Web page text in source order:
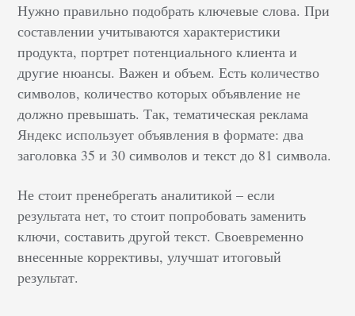
Нужно правильно подобрать ключевые слова. При
составлении учитываются характеристики
продукта, портрет потенциального клиента и
другие нюансы. Важен и объем. Есть количество
символов, количество которых объявление не
должно превышать. Так, тематическая реклама
Яндекс использует объявления в формате: два
заголовка 35 и 30 символов и текст до 81 символа.
Не стоит пренебрегать аналитикой – если
результата нет, то стоит попробовать заменить
ключи, составить другой текст. Своевременно
внесенные коррективы, улучшат итоговый
результат.